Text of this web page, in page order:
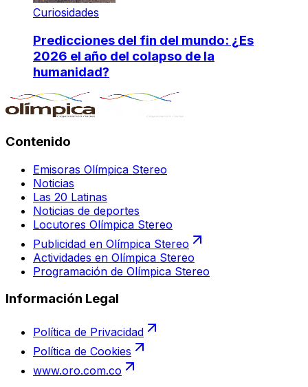
Curiosidades
Predicciones del fin del mundo: ¿Es
2026 el año del colapso de la
humanidad?
Contenido
Emisoras Olímpica Stereo
Noticias
Las 20 Latinas
Noticias de deportes
Locutores Olímpica Stereo
Publicidad en Olímpica Stereo
Actividades en Olímpica Stereo
Programación de Olímpica Stereo
Información Legal
Política de Privacidad
Política de Cookies
www.oro.com.co